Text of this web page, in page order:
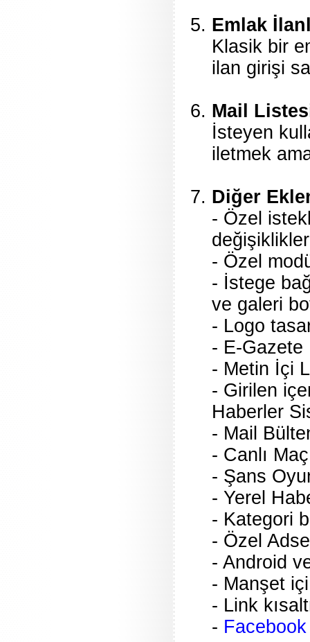
Emlak
Klasik bir
ilan girişi
Mail
İsteyen
iletmek
Diğer
- Özel
değişiklikler
- Özel
- İstege
ve galeri
- Logo
- E-Gazete
- Metin İçi
- Girilen
Haberler
- Mail
- Canlı
- Şans
- Yerel
- Kategori
- Özel
- Android
- Manşet
- Link
-